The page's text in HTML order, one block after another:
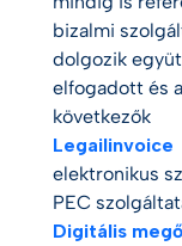
bizalmi
dolgozik
elfogadott és
következők
Legailinvoice
elektronikus
PEC
Digitális